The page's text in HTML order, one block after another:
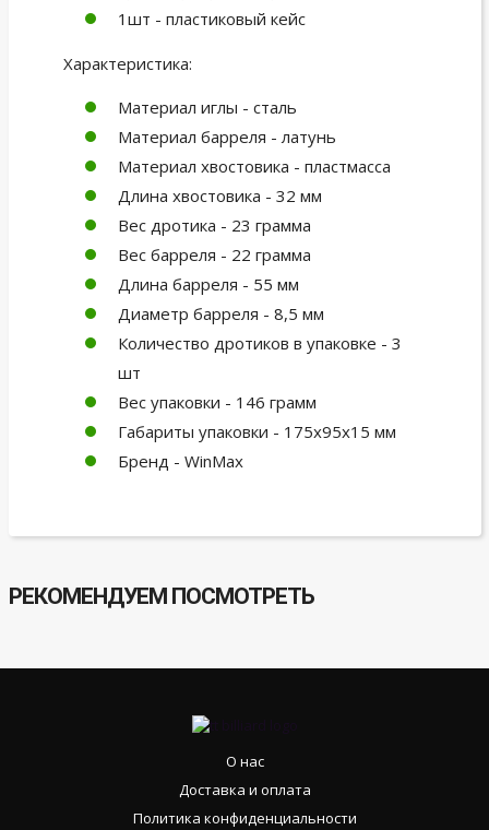
1шт - пластиковый кейс
Характеристика:
Материал иглы - сталь
Материал барреля - латунь
Материал хвостовика - пластмасса
Длина хвостовика - 32 мм
Вес дротика - 23 грамма
Вес барреля - 22 грамма
Длина барреля - 55 мм
Диаметр барреля - 8,5 мм
Количество дротиков в упаковке - 3
шт
Вес упаковки - 146 грамм
Габариты упаковки - 175х95х15 мм
Бренд - WinMax
РЕКОМЕНДУЕМ ПОСМОТРЕТЬ
О нас
Доставка и оплата
Политика конфиденциальности